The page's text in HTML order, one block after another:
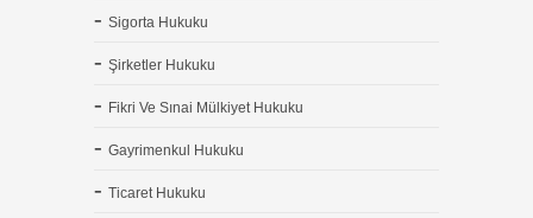
Sigorta Hukuku
Şirketler Hukuku
Fikri Ve Sınai Mülkiyet Hukuku
Gayrimenkul Hukuku
Ticaret Hukuku